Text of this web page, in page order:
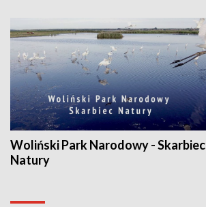
Woliński Park Narodowy - Skarbiec
Natury